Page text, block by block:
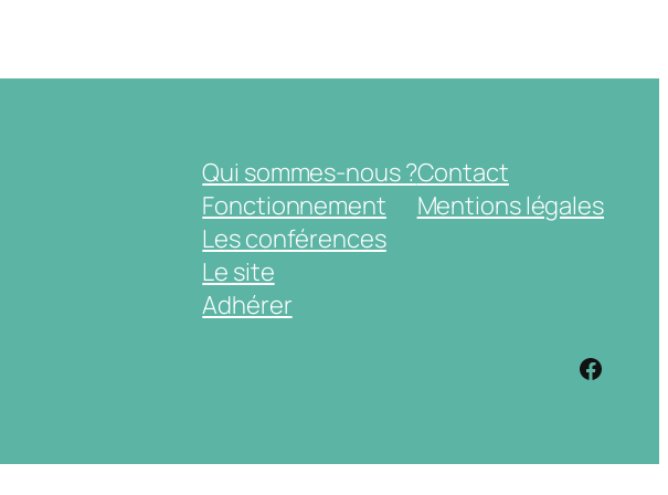
Qui sommes-nous ?
Fonctionnement
Les conférences
Le site
Adhérer
Contact
Mentions légales